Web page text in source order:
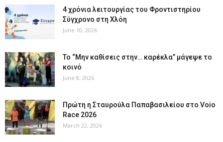
4 χρόνια λειτουργίας του Φροντιστηρίου
Σύγχρονο στη Χλόη
June 10, 2026
Το “Μην καθίσεις στην… καρέκλα” μάγεψε το
κοινό
June 8, 2026
Πρώτη η Σταυρούλα Παπαβασιλείου στο Voio
Race 2026
March 22, 2026